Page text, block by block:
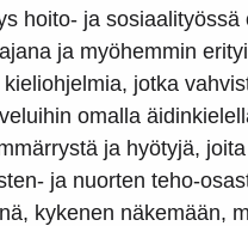
hoito- ja
ja myöhemmin
jotka
omalla
ja hyötyjä,
ja nuorten teho-
kykenen näkemään,